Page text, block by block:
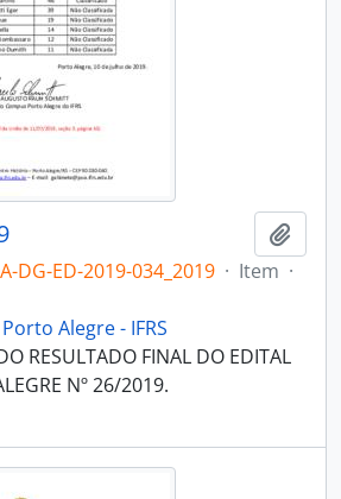
DG-ED-2019-034_2019 · Item ·
Alegre - IFRS
RESULTADO FINAL DO EDITAL
Nº 26/2019.